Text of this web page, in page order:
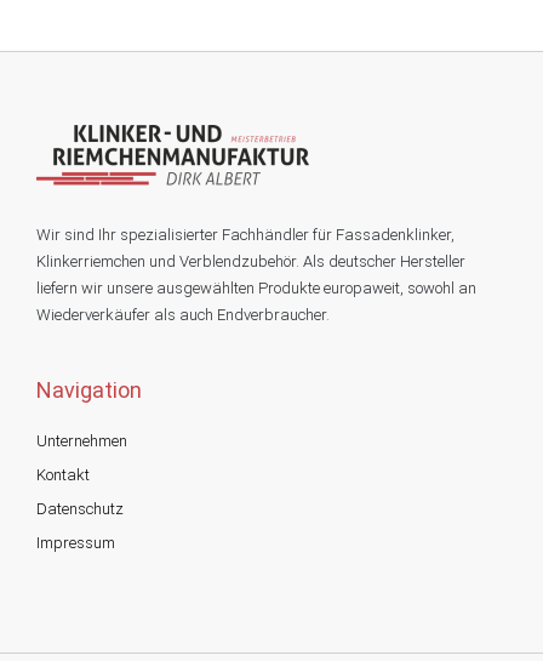
Wir sind Ihr spezialisierter Fachhändler für Fassadenklinker,
Klinkerriemchen und Verblendzubehör. Als deutscher Hersteller
liefern wir unsere ausgewählten Produkte europaweit, sowohl an
Wiederverkäufer als auch Endverbraucher.
Navigation
Unternehmen
Kontakt
Datenschutz
Impressum